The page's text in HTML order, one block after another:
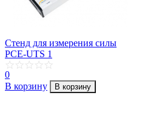
Стенд для измерения силы
PCE-UTS 1
0
В корзину
В корзину